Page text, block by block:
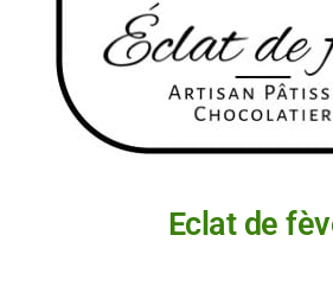
Eclat de